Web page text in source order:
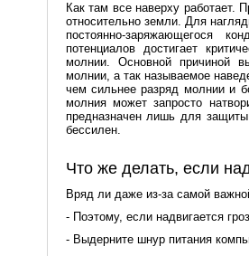
Как там все наверху работает.
относительно земли. Для
постоянно-заряжающегося
потенциалов достигает
молнии. Основной причиной
молнии, а так называемое
чем сильнее разряд молнии и
молния может запросто
предназначен лишь для
бессилен.
Что же делать, если
Вряд ли даже из-за самой
- Поэтому, если надвигается
- Выдерните шнур питания